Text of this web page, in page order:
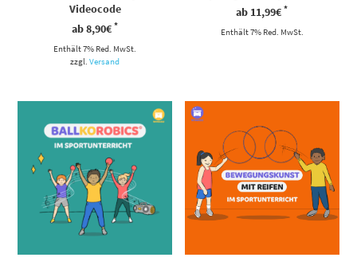
Videocode
ab8,90€ *
Enthält 7% Red. MwSt.
zzgl.Versand
ab 11,99€ *
Enthält 7% Red. MwSt.
Dieses Produkt weist mehrere Varianten auf. Die Optionen können auf der Produktseite gewählt werden Dieses Produkt weist mehrere Varianten auf. Die Optionen können auf der Produktseite gewählt werden